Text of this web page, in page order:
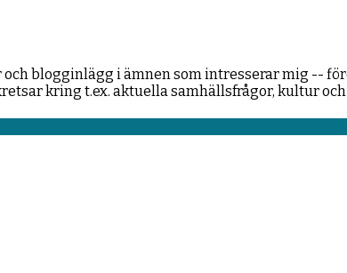
blogginlägg i ämnen som intresserar mig --
kring t.ex. aktuella samhällsfrågor, kultur